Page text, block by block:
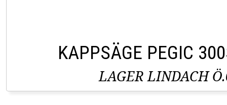
KAPPSÄGE PEGIC
LAGER LINDACH